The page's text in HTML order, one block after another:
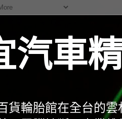
汽車
貨輪胎館在全台的